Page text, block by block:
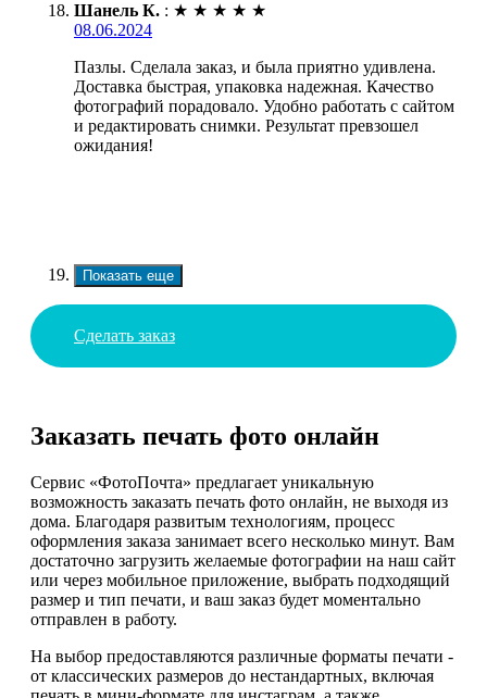
Шанель К. : ★ ★ ★ ★ ★
08.06.2024
Пазлы. Сделала заказ, и была приятно удивлена.
Доставка быстрая, упаковка надежная. Качество
фотографий порадовало. Удобно работать с сайтом
и редактировать снимки. Результат превзошел
ожидания!
Показать еще
Сделать заказ
Заказать печать фото онлайн
Сервис «ФотоПочта» предлагает уникальную
возможность заказать печать фото онлайн, не выходя из
дома. Благодаря развитым технологиям, процесс
оформления заказа занимает всего несколько минут. Вам
достаточно загрузить желаемые фотографии на наш сайт
или через мобильное приложение, выбрать подходящий
размер и тип печати, и ваш заказ будет моментально
отправлен в работу.
На выбор предоставляются различные форматы печати -
от классических размеров до нестандартных, включая